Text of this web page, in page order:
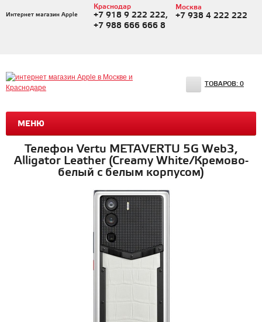
Интернет магазин Apple
Краснодар
+7 918 9 222 222,
+7 988 666 666 8
Москва
+7 938 4 222 222
МЕНЮ
ТОВАРОВ: 0
Телефон Vertu METAVERTU 5G Web3,
Alligator Leather (Creamy White/Кремово-
белый с белым корпусом)